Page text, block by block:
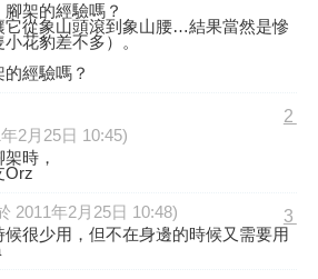
架的經驗嗎？
它從象山頭滾到象山腰…結果當然是慘
花豹差不多）。
經驗嗎？
2月25日 10:45)
2
時，
Orz
2011年2月25日 10:48) 3
候很少用，但不在身邊的時候又需要用